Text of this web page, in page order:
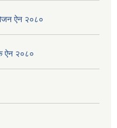
ऐन २०८०
ऐन २०८०